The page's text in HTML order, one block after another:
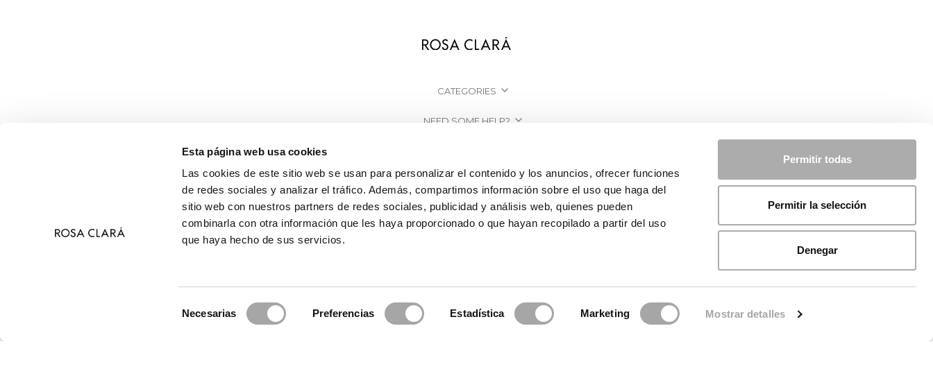
Esta página web usa cookies
Las cookies de este sitio web se usan para personalizar el contenido y los anuncios, ofrecer funciones
de redes sociales y analizar el tráfico. Además, compartimos información sobre el uso que haga del
sitio web con nuestros partners de redes sociales, publicidad y análisis web, quienes pueden
combinarla con otra información que les haya proporcionado o que hayan recopilado a partir del uso
que haya hecho de sus servicios.
Necesarias Preferencias Estadística Marketing Mostrar detalles
Permitir todas
Permitir la selección
Denegar
CATEGORIES
NEED SOME HELP?
COMPANY
© 2026 Rosa Clará | Since 1995 Privacy Policy